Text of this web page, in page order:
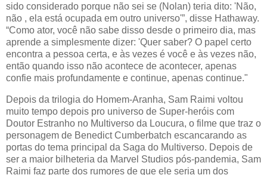
sido considerado porque não sei se (Nolan) teria dito: 'Não,
não , ela está ocupada em outro universo'”, disse Hathaway.
“Como ator, você não sabe disso desde o primeiro dia, mas
aprende a simplesmente dizer: 'Quer saber? O papel certo
encontra a pessoa certa, e às vezes é você e às vezes não,
então quando isso não acontece de acontecer, apenas
confie mais profundamente e continue, apenas continue."
Depois da trilogia do Homem-Aranha, Sam Raimi voltou
muito tempo depois pro universo de Super-heróis com
Doutor Estranho no Multiverso da Loucura, o filme que traz o
personagem de Benedict Cumberbatch escancarando as
portas do tema principal da Saga do Multiverso. Depois de
ser a maior bilheteria da Marvel Studios pós-pandemia, Sam
Raimi faz parte dos rumores de que ele seria um dos